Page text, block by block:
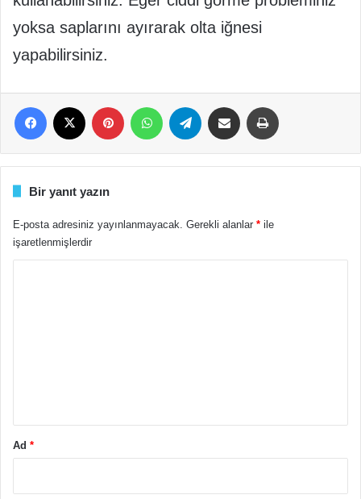
yoksa saplarını ayırarak olta iğnesi
yapabilirsiniz.
Facebook Pinterest WhatsApp Telegram E-Posta ile paylaş
Bir yanıt yazın
E-posta adresiniz yayınlanmayacak. Gerekli alanlar * ile
işaretlenmişlerdir
Ad *